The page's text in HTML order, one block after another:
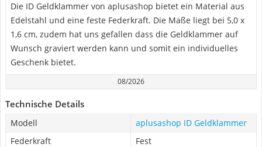
Die ID Geldklammer von aplusashop bietet ein Material aus
Edelstahl und eine feste Federkraft. Die Maße liegt bei 5,0 x
1,6 cm, zudem hat uns gefallen dass die Geldklammer auf
Wunsch graviert werden kann und somit ein individuelles
Geschenk bietet.
08/2026
Technische Details
Modell
aplusashop ID Geldklammer
Federkraft
Fest